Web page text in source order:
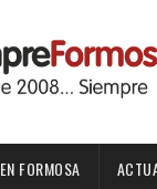
EN FORMOSA